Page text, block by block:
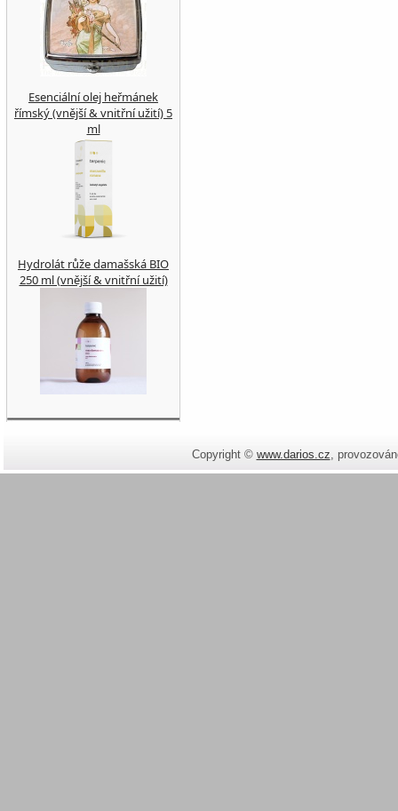
Esenciální olej heřmánek
římský (vnější & vnitřní užití) 5
ml
Hydrolát růže damašská BIO
250 ml (vnější & vnitřní užití)
Copyright © www.darios.cz,